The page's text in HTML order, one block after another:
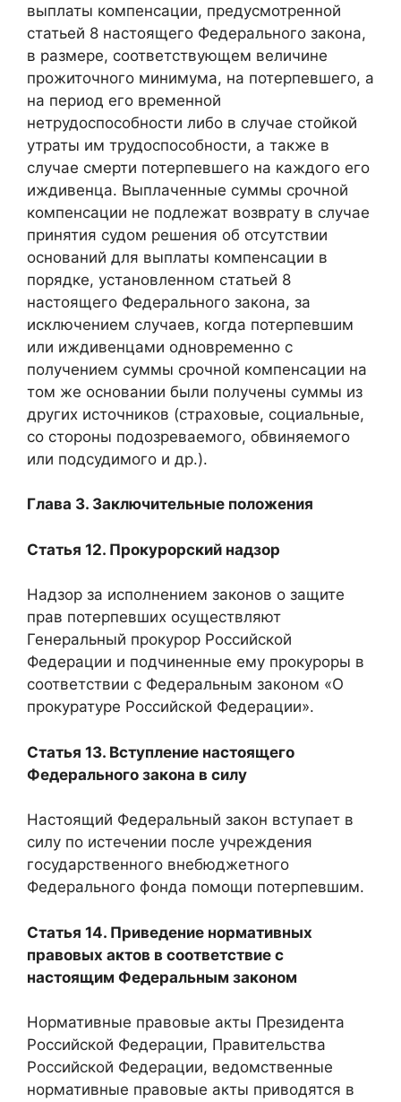
выплаты компенсации, предусмотренной
статьей 8 настоящего Федерального закона,
в размере, соответствующем величине
прожиточного минимума, на потерпевшего, а
на период его временной
нетрудоспособности либо в случае стойкой
утраты им трудоспособности, а также в
случае смерти потерпевшего на каждого его
иждивенца. Выплаченные суммы срочной
компенсации не подлежат возврату в случае
принятия судом решения об отсутствии
оснований для выплаты компенсации в
порядке, установленном статьей 8
настоящего Федерального закона, за
исключением случаев, когда потерпевшим
или иждивенцами одновременно с
получением суммы срочной компенсации на
том же основании были получены суммы из
других источников (страховые, социальные,
со стороны подозреваемого, обвиняемого
или подсудимого и др.).
Глава 3. Заключительные положения
Статья 12. Прокурорский надзор
Надзор за исполнением законов о защите
прав потерпевших осуществляют
Генеральный прокурор Российской
Федерации и подчиненные ему прокуроры в
соответствии с Федеральным законом «О
прокуратуре Российской Федерации».
Статья 13. Вступление настоящего
Федерального закона в силу
Настоящий Федеральный закон вступает в
силу по истечении после учреждения
государственного внебюджетного
Федерального фонда помощи потерпевшим.
Статья 14. Приведение нормативных
правовых актов в соответствие с
настоящим Федеральным законом
Нормативные правовые акты Президента
Российской Федерации, Правительства
Российской Федерации, ведомственные
нормативные правовые акты приводятся в